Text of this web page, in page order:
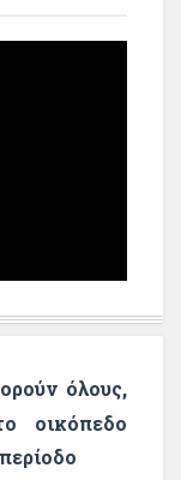
όλους,
οικόπεδο